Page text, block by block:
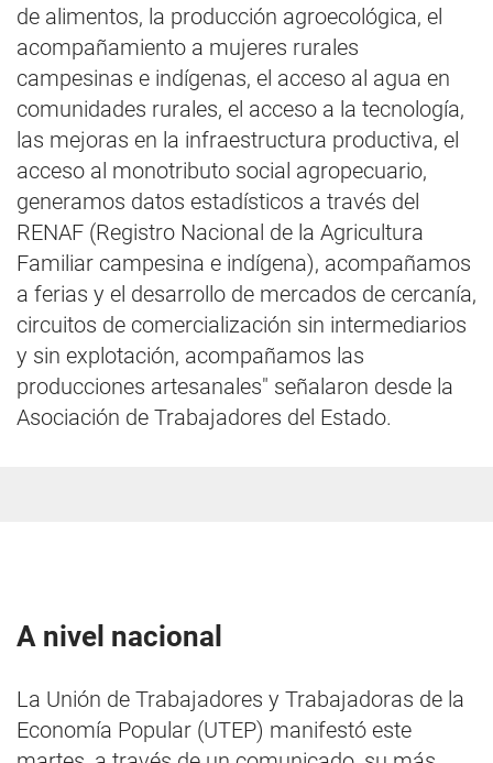
de alimentos, la producción agroecológica, el
acompañamiento a mujeres rurales
campesinas e indígenas, el acceso al agua en
comunidades rurales, el acceso a la tecnología,
las mejoras en la infraestructura productiva, el
acceso al monotributo social agropecuario,
generamos datos estadísticos a través del
RENAF (Registro Nacional de la Agricultura
Familiar campesina e indígena), acompañamos
a ferias y el desarrollo de mercados de cercanía,
circuitos de comercialización sin intermediarios
y sin explotación, acompañamos las
producciones artesanales" señalaron desde la
Asociación de Trabajadores del Estado.
A nivel nacional
La Unión de Trabajadores y Trabajadoras de la
Economía Popular (UTEP) manifestó este